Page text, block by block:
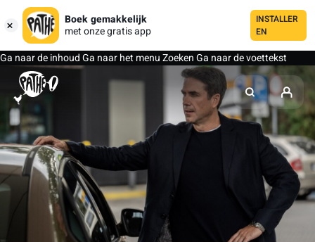
Boek gemakkelijk
met onze gratis app
INSTALLER
EN
Ga naar de inhoudGa naar het menuZoekenGa naar de voettekst